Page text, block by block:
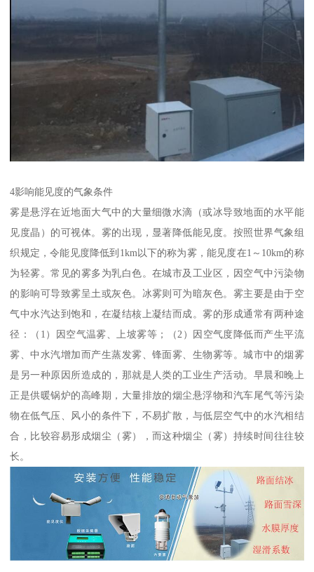
4影响能见度的气象条件
雾是悬浮在近地面大气中的大量细微水滴（或冰导致地面的水平能
见度晶）的可视体。雾的出现，显著降低能见度。按照世界气象组
织规定，令能见度降低到1km以下的称为雾，能见度在1～10km的称
为轻雾。常见的雾多为乳白色。在城市及工业区，因空气中污染物
的影响可导致雾呈土或灰色。冰雾则可为暗灰色。雾主要是由于空
气中水汽达到饱和，在凝结核上凝结而成。雾的形成通常有两种途
径：（1）因空气温雾、上坡雾等；（2）因空气度降低而产生平流
雾、中水汽增加而产生蒸发雾、锋面雾、生物雾等。城市中的烟雾
是另一种原因所造成的，那就是人类的工业生产活动。早晨和晚上
正是供暖锅炉的高峰期，大量排放的烟尘悬浮物和汽车尾气等污染
物在低气压、风小的条件下，不易扩散，与低层空气中的水汽相结
合，比较容易形成烟尘（雾），而这种烟尘（雾）持续时间往往较
长。